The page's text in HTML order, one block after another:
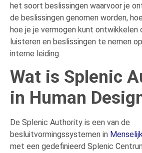
het soort beslissingen waarvoor je
de beslissingen genomen worden,
hoe je je vermogen kunt ontwikkelen
luisteren en beslissingen te nemen
interne leiding.
Wat is Splenic
in Human
De Splenic Authority is een van de
besluitvormingssystemen in
met een gedefinieerd Splenic